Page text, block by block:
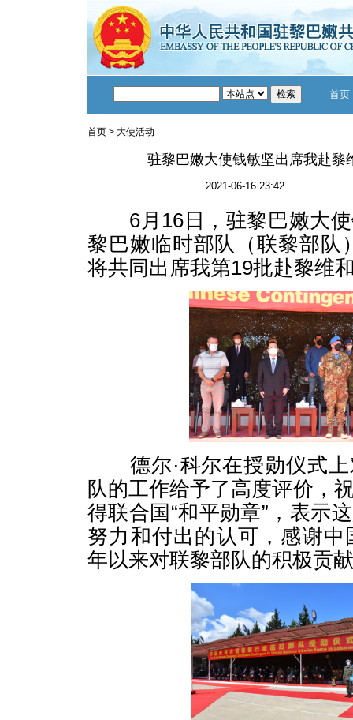
首页
首页 > 大使活动
驻黎巴嫩大使钱敏坚出席我赴黎
2021-06-16 23:42
6月16日，驻黎巴嫩大使
黎巴嫩临时部队（联黎部队
将共同出席我第19批赴黎维
德尔·科尔在授勋仪式上
队的工作给予了高度评价，
得联合国“和平勋章”，表示
努力和付出的认可，感谢中
年以来对联黎部队的积极贡